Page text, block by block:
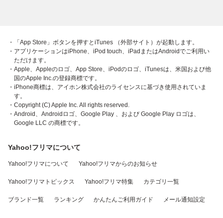
・「App Store」ボタンを押すとiTunes （外部サイト）が起動します。
・アプリケーションはiPhone、iPod touch、iPadまたはAndroidでご利用い
ただけます。
・Apple、Appleのロゴ、App Store、iPodのロゴ、iTunesは、米国および他
国のApple Inc.の登録商標です。
・iPhone商標は、アイホン株式会社のライセンスに基づき使用されていま
す。
・Copyright (C) Apple Inc. All rights reserved.
・Android、Androidロゴ、Google Play 、および Google Play ロゴは、
Google LLC の商標です。
Yahoo!フリマについて
Yahoo!フリマについて Yahoo!フリマからのお知らせ
Yahoo!フリマトピックス Yahoo!フリマ特集 カテゴリ一覧
ブランド一覧 ランキング かんたんご利用ガイド メール通知設定